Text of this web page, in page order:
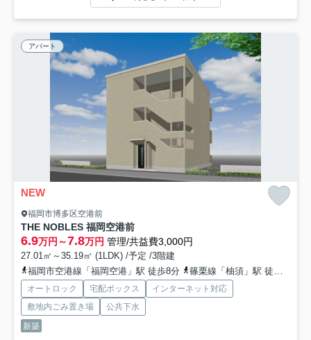
アパート
NEW
福岡市博多区空港前
THE NOBLES 福岡空港前
6.9万円～7.8万円 管理/共益費3,000円
27.01㎡～35.19㎡ (1LDK) /予定 /3階建
福岡市空港線「福岡空港」駅 徒歩8分
篠栗線「柚須」駅 徒歩26分
オートロック 宅配ボックス
インターネット対応
敷地内ごみ置き場
公共下水
新築